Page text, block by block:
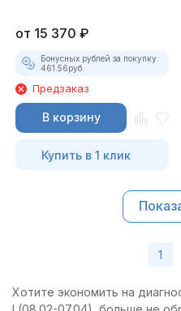
от 15 370 ₽
Бонусных рублей за покупку:
461.56руб.
Предзаказ
В корзину
Купить в 1 клик
1
Хотите экономить на